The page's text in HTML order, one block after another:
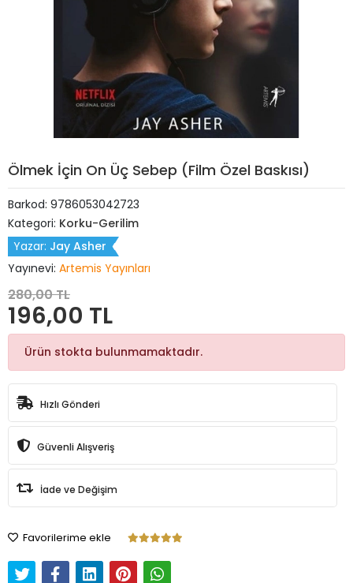
Ölmek İçin On Üç Sebep (Film Özel Baskısı)
Barkod: 9786053042723
Kategori: Korku-Gerilim
Yazar: Jay Asher
Yayınevi: Artemis Yayınları
280,00 TL
196,00 TL
Ürün stokta bulunmamaktadır.
Hızlı Gönderi
Güvenli Alışveriş
İade ve Değişim
Favorilerime ekle